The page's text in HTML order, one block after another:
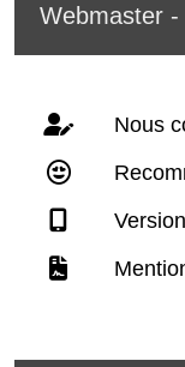
Webmaster -
Nous